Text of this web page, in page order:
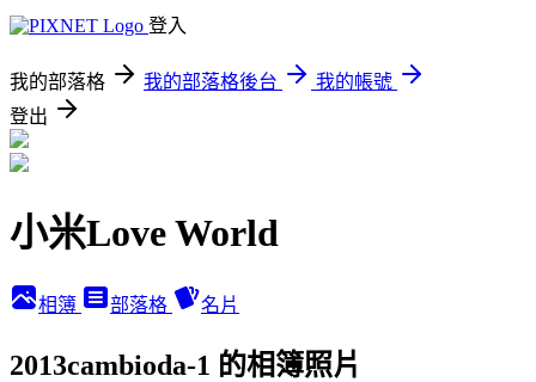
登入
我的部落格 我的部落格後台
我的帳號
登出
小米Love World
相簿 部落格 名片
2013cambioda-1 的相簿照片